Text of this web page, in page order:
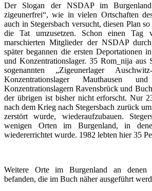
Der Slogan der NSDAP im Burgenland
zigeunerfrei“, wie in vielen Ortschaften
auch in Stegersbach versucht, diesen Plan
die Tat umzusetzen. Schon einen Tag
marschierten Mitglieder der NSDAP
später begannen die ersten Deportationen
und Konzentrationslager. 35 Rom_nija aus
sogenannten „Zigeunerlager
Konzentrationslager Mauthausen
Konzentrationslagern Ravensbrück und
der übrigen ist bisher nicht erforscht. Nur
nach dem Krieg nach Stegersbach zurück
zerstört wurde, wiederaufzubauen.
wenigen Orten im Burgenland, in
wiedererrichtet wurde. 1982 lebten hier 35
Weitere Orte im Burgenland an denen
befanden, die im Buch näher ausgeführt